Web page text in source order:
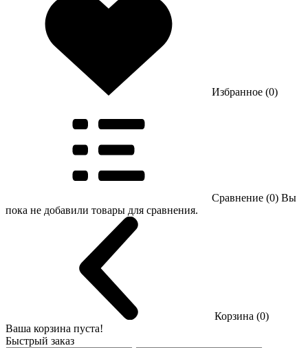
Избранное (0)
Сравнение (0) Вы
пока не добавили товары для сравнения.
Корзина (0)
Ваша корзина пуста!
Быстрый заказ